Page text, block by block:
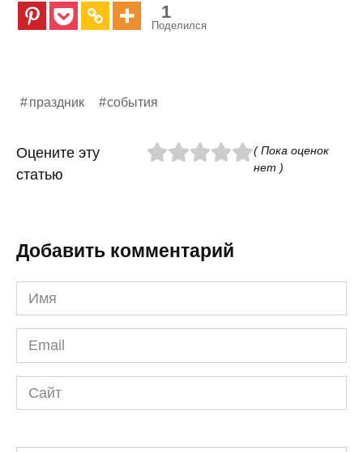
1
Поделился
праздник события
Оцените эту
статью
( Пока оценок
нет )
Добавить комментарий
Имя
*
Email
*
Сайт